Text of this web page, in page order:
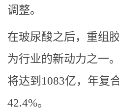
调整。
在玻尿酸之后，重组
为行业的新动力之一
将达到1083亿，年复
42.4%。